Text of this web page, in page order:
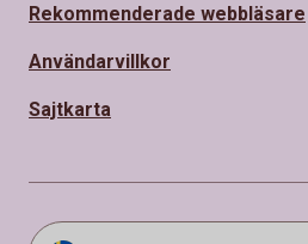
Rekommenderade webbläsare
Användarvillkor
Sajtkarta